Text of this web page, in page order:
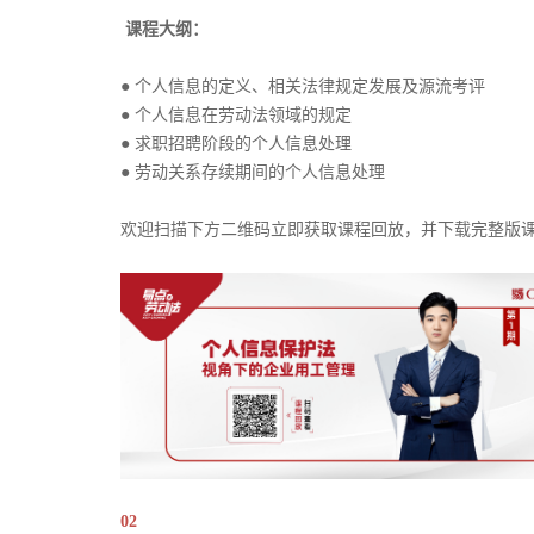
课程大纲：
● 个人信息的定义、相关法律规定发展及源流考评
● 个人信息在劳动法领域的规定
● 求职招聘阶段的个人信息处理
● 劳动关系存续期间的个人信息处理
欢迎扫描下方二维码立即获取课程回放，并下载完整版
02